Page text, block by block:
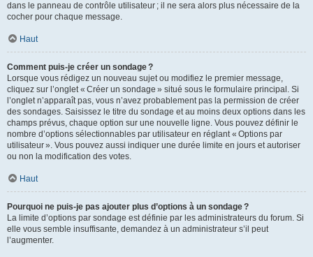
dans le panneau de contrôle utilisateur ; il ne sera alors plus nécessaire de la
cocher pour chaque message.
Haut
Comment puis-je créer un sondage ?
Lorsque vous rédigez un nouveau sujet ou modifiez le premier message,
cliquez sur l’onglet « Créer un sondage » situé sous le formulaire principal. Si
l’onglet n’apparaît pas, vous n’avez probablement pas la permission de créer
des sondages. Saisissez le titre du sondage et au moins deux options dans les
champs prévus, chaque option sur une nouvelle ligne. Vous pouvez définir le
nombre d’options sélectionnables par utilisateur en réglant « Options par
utilisateur ». Vous pouvez aussi indiquer une durée limite en jours et autoriser
ou non la modification des votes.
Haut
Pourquoi ne puis-je pas ajouter plus d’options à un sondage ?
La limite d’options par sondage est définie par les administrateurs du forum. Si
elle vous semble insuffisante, demandez à un administrateur s’il peut
l’augmenter.